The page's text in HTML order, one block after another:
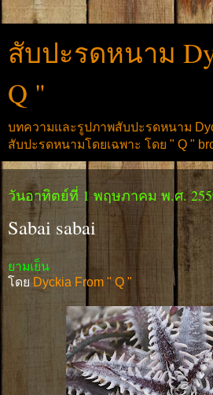
สับปะรดหนาม
Q "
บทความและรูปภาพสับปะรดหนาม
สับปะรดหนามโดยเฉพาะ โดย " Q "
วันอาทิตย์ที่ 1 พฤษภาคม พ.ศ.
Sabai sabai
ยามเย็น
โดย Dyckia From " Q "